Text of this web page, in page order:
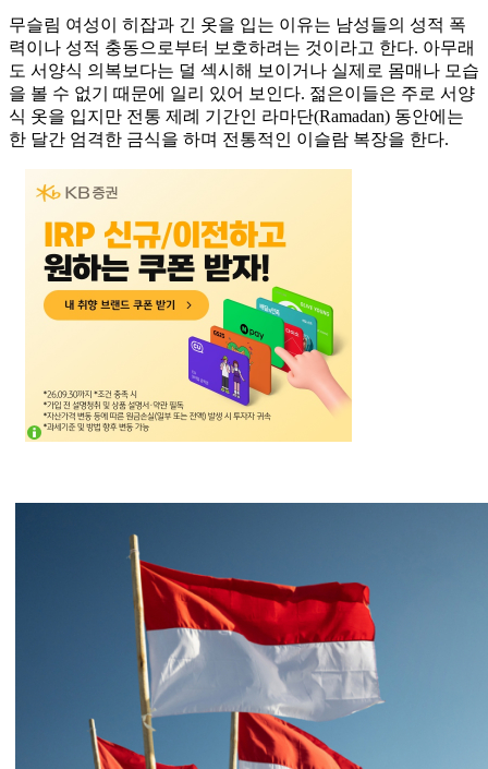
무슬림 여성이 히잡과 긴 옷을 입는 이유는 남성들의 성적 폭
력이나 성적 충동으로부터 보호하려는 것이라고 한다. 아무래
도 서양식 의복보다는 덜 섹시해 보이거나 실제로 몸매나 모습
을 볼 수 없기 때문에 일리 있어 보인다. 젊은이들은 주로 서양
식 옷을 입지만 전통 제례 기간인 라마단(Ramadan) 동안에는
한 달간 엄격한 금식을 하며 전통적인 이슬람 복장을 한다.